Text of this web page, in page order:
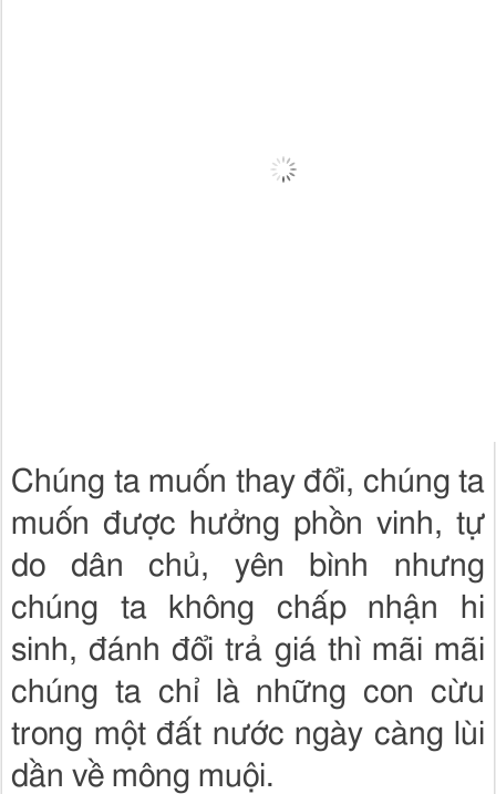
Chúng ta muốn thay đổi, chúng ta
muốn được hưởng phồn vinh, tự
do dân chủ, yên bình nhưng
chúng ta không chấp nhận hi
sinh, đánh đổi trả giá thì mãi mãi
chúng ta chỉ là những con cừu
trong một đất nước ngày càng lùi
dần về mông muội.